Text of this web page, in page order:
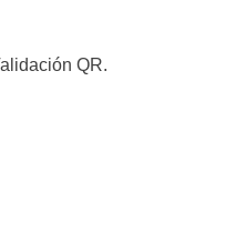
QR.